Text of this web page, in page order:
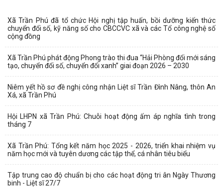
Xã Trần Phú đã tổ chức Hội nghị tập huấn, bồi dưỡng kiến thức
chuyển đổi số, kỹ năng số cho CBCCVC xã và các Tổ công nghệ số
cộng đồng
Xã Trần Phú phát động Phong trào thi đua “Hải Phòng đổi mới sáng
tạo, chuyển đổi số, chuyển đổi xanh” giai đoạn 2026 – 2030
Niêm yết hồ sơ đề nghị công nhận Liệt sĩ Trần Đình Nâng, thôn An
Xá, xã Trần Phú
Hội LHPN xã Trần Phú: Chuỗi hoạt động ấm áp nghĩa tình trong
tháng 7
Xã Trần Phú: Tổng kết năm học 2025 - 2026, triển khai nhiệm vụ
năm học mới và tuyên dương các tập thể, cá nhân tiêu biểu
Tập trung cao độ chuẩn bị cho các hoạt động tri ân Ngày Thương
binh - Liệt sĩ 27/7